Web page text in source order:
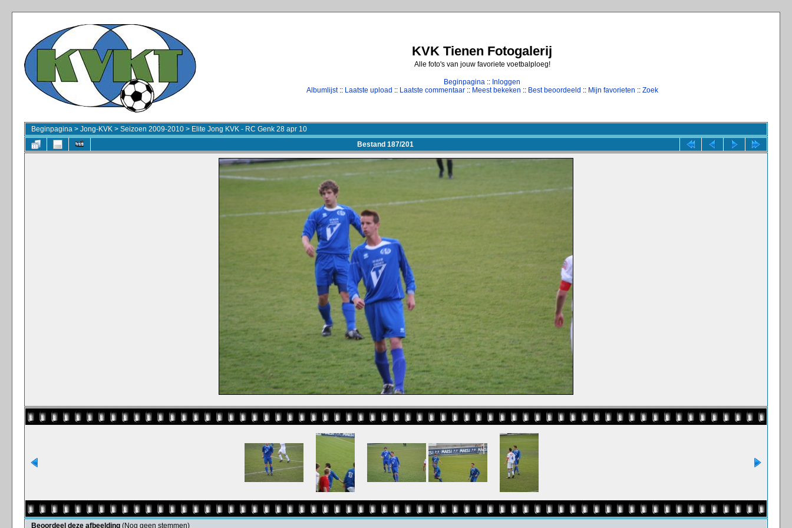
KVK Tienen Fotogalerij
Alle foto's van jouw favoriete voetbalploeg!
Beginpagina :: Inloggen
Albumlijst:: Laatste upload :: Laatste commentaar:: Meest bekeken :: Best beoordeeld :: Mijn favorieten :: Zoek
Beginpagina > Jong-KVK > Seizoen 2009-2010 > Elite Jong KVK - RC Genk 28 apr 10
Bestand 187/201
Beoordeel deze afbeelding (Nog geen stemmen)